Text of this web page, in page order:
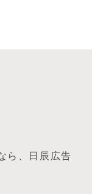
ら、日辰広告